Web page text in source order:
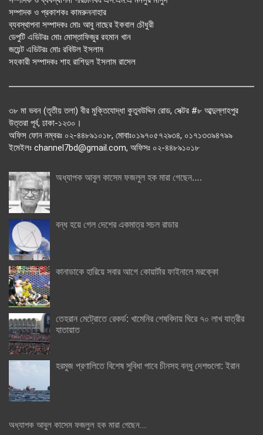
সম্পাদক ও প্রকাশকঃ কামরুননাহার
ব্যবস্থাপনা সম্পাদকঃ মোঃ আবু নাছের ইকবাল চৌধুরী
ডেপুটি এডিটরঃ মোঃ মোস্তাফিজুর রহমান খান
জয়েন্ট এডিটরঃ মোঃ রবিউল ইসলাম
সহকারী সম্পাদকঃ শাহ রাশিদুল ইসলাম রাসেল
৩৮ মা ভবন (তৃতীয় তলা) বীর মুক্তিযোদ্ধা কুতুবউদ্দিন রোড, সেক্টর #৮ আব্দুল্লাহপুর
উত্তরা পূর্ব, ঢাকা-১২৩০।
অফিস ফোন নম্বরঃ ০২-৪৪৮৯১০১৮, মোবাঃ০১৯৭০৫৭২৯৩৪, ০১৭১৩৩৯৪৭৯৯
ইমেইলঃ channel7bd@gmail.com, অফিসঃ ০২-৪৪৮৯১০১৮
অধ্যাপক আবুল কাসেম ফজলুল হক মারা গেছেন….
বন্ধ হয়ে গেল দেশের একমাত্র সচল রাডার
কানাডাকে হারিয়ে সবার আগে কোয়ার্টার ফাইনালে মরক্কো
তেহরান মেট্রোতে রেকর্ড: খামেনির শেষবিদায় ঘিরে ৭০ লাখ যাত্রীর
যাতায়াত
হরমুজ প্রণালিতে বিশেষ সুবিধা পাবে চীনসহ বন্ধু দেশগুলো: ইরান
অধ্যাপক আবুল কাসেম ফজলুল হক মারা গেছেন….